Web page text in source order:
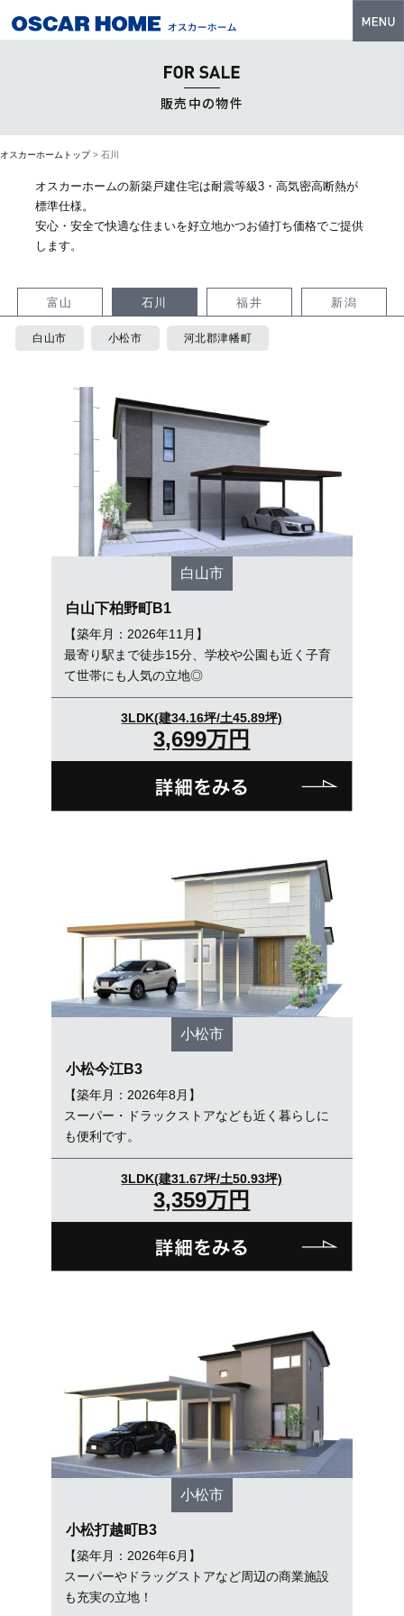
特長
販売中の物件
スマートセレクト
オンライン相談会
販売中の物件
オスカーホームトップ> 石川
オスカーホームの新築戸建住宅は耐震等級3・高気密高断熱が
標準仕様。
安心・安全で快適な住まいを好立地かつお値打ち価格でご提供
します。
富山 石川 福井 新潟
白山市 小松市 河北郡津幡町
白山市
白山下柏野町B1
【築年月：2026年11月】
最寄り駅まで徒歩15分、学校や公園も近く子育
て世帯にも人気の立地◎
3LDK(建34.16坪/土45.89坪)
3,699万円
小松市
小松今江B3
【築年月：2026年8月】
スーパー・ドラックストアなども近く暮らしに
も便利です。
3LDK(建31.67坪/土50.93坪)
3,359万円
小松市
小松打越町B3
【築年月：2026年6月】
スーパーやドラッグストアなど周辺の商業施設
も充実の立地！